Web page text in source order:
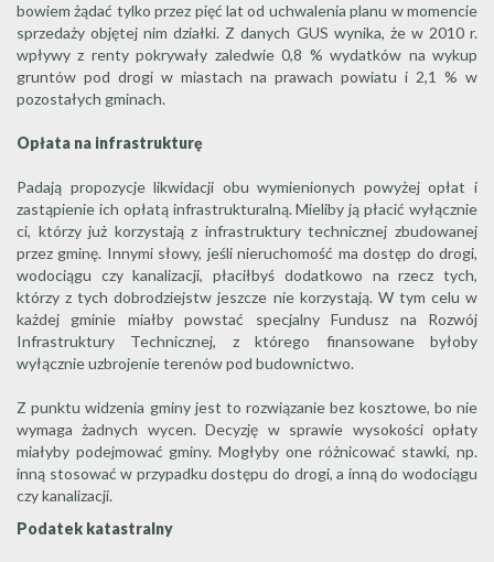
bowiem żądać tylko przez pięć lat od uchwalenia planu w momencie
sprzedaży objętej nim działki. Z danych GUS wynika, że w 2010 r.
wpływy z renty pokrywały zaledwie 0,8 % wydatków na wykup
gruntów pod drogi w miastach na prawach powiatu i 2,1 % w
pozostałych gminach.
Opłata na infrastrukturę
Padają propozycje likwidacji obu wymienionych powyżej opłat i
zastąpienie ich opłatą infrastrukturalną. Mieliby ją płacić wyłącznie
ci, którzy już korzystają z infrastruktury technicznej zbudowanej
przez gminę. Innymi słowy, jeśli nieruchomość ma dostęp do drogi,
wodociągu czy kanalizacji, płaciłbyś dodatkowo na rzecz tych,
którzy z tych dobrodziejstw jeszcze nie korzystają. W tym celu w
każdej gminie miałby powstać specjalny Fundusz na Rozwój
Infrastruktury Technicznej, z którego finansowane byłoby
wyłącznie uzbrojenie terenów pod budownictwo.
Z punktu widzenia gminy jest to rozwiązanie bez kosztowe, bo nie
wymaga żadnych wycen. Decyzję w sprawie wysokości opłaty
miałyby podejmować gminy. Mogłyby one różnicować stawki, np.
inną stosować w przypadku dostępu do drogi, a inną do wodociągu
czy kanalizacji.
Podatek katastralny